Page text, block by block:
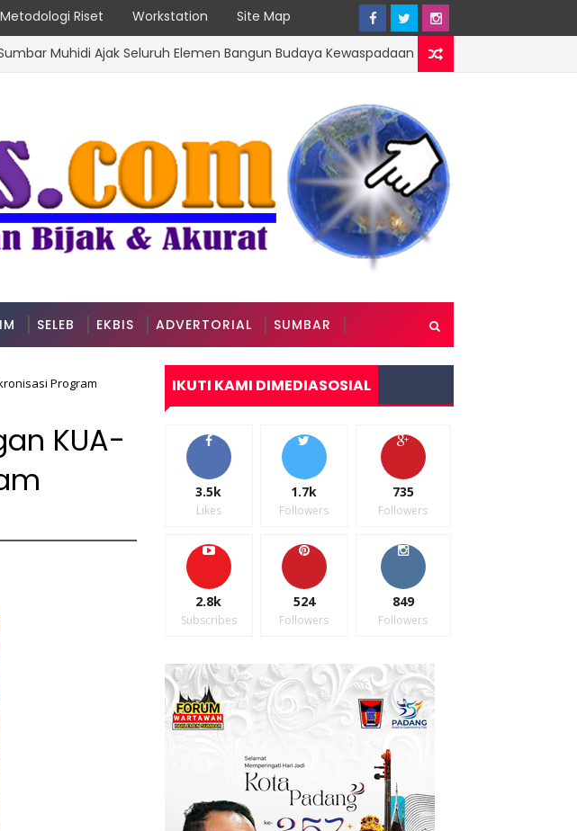
Metodologi Riset Workstation Site Map
Ajak Seluruh Elemen Bangun Budaya Kewaspadaan Kantibmas di Lingkungan
SELEB EKBIS ADVERTORIAL SUMBAR
Program
KUA-
IKUTI KAMI DIMEDIASOSIAL
3.5k
Likes
1.7k
Followers
735
Followers
2.8k
Subscribes
524
Followers
849
Followers